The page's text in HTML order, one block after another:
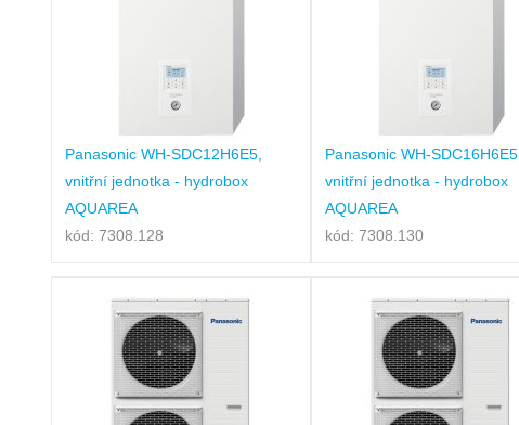
Panasonic WH-SDC12H6E5,
vnitřní jednotka - hydrobox
AQUAREA
kód: 7308.128
Panasonic WH-SDC16H6E5,
vnitřní jednotka - hydrobox
AQUAREA
kód: 7308.130